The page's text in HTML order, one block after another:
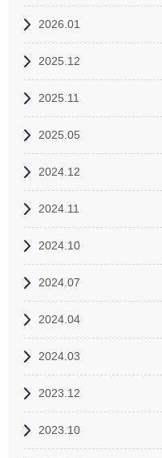
2026.01
2025.12
2025.11
2025.05
2024.12
2024.11
2024.10
2024.07
2024.04
2024.03
2023.12
2023.10